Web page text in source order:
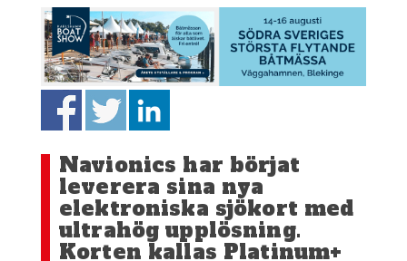
Navionics har börjat
leverera sina nya
elektroniska sjökort med
ultrahög upplösning.
Korten kallas Platinum+